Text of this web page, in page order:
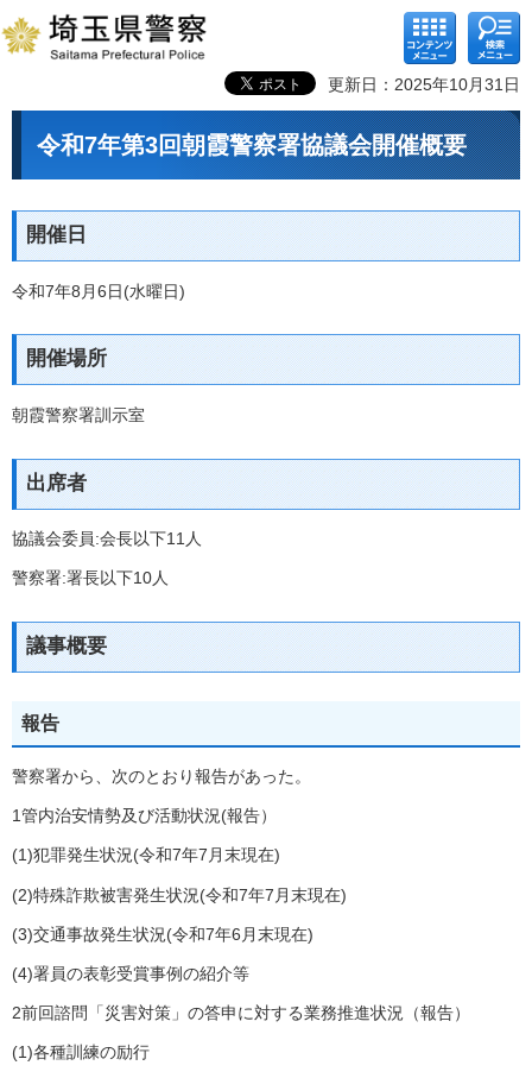
コンテ
ンツメ
ニュー
検索メ
ニュー
更新日：2025年10月31日
令和7年第3回朝霞警察署協議会開催概要
開催日
令和7年8月6日(水曜日)
開催場所
朝霞警察署訓示室
出席者
協議会委員:会長以下11人
警察署:署長以下10人
議事概要
報告
警察署から、次のとおり報告があった。
1管内治安情勢及び活動状況(報告）
(1)犯罪発生状況(令和7年7月末現在)
(2)特殊詐欺被害発生状況(令和7年7月末現在)
(3)交通事故発生状況(令和7年6月末現在)
(4)署員の表彰受賞事例の紹介等
2前回諮問「災害対策」の答申に対する業務推進状況（報告）
(1)各種訓練の励行